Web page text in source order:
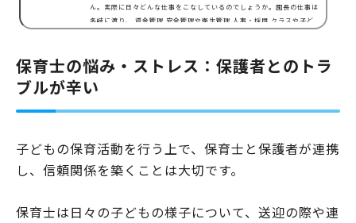
ん。実際に日々どんな仕事をこなしているのでしょうか。園長の仕事は
多岐に渡り、 資金管理 安全管理や衛生管理 人事・採用 クラスや子ど
でこなしています。園長の仕事の多くは園の運営にかかわる業務で、主
に「意思決定」といえるでしょう。保育方針を決めたり…
保育士の悩み・ストレス：保護者とのトラ
ブルが辛い
子どもの保育活動を行う上で、保育士と保護者が連携
し、信頼関係を築くことは大切です。
保育士は日々の子どもの様子について、送迎の際や連